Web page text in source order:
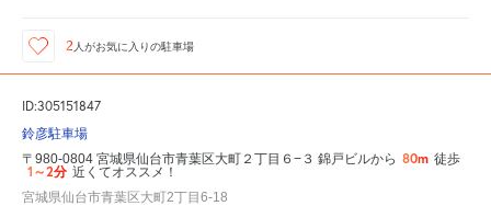
2 人がお気に入りの駐車場
ID:305151847
鈴彦駐車場
〒980-0804 宮城県仙台市青葉区大町２丁目６−３ 錦戸ビルから 80m 徒歩
1～2分 近くてオススメ！
宮城県仙台市青葉区大町2丁目6-18